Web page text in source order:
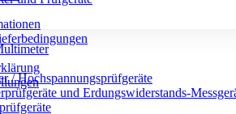
/ Hochspannungsprüfgeräte
und Erdungswiderstands-